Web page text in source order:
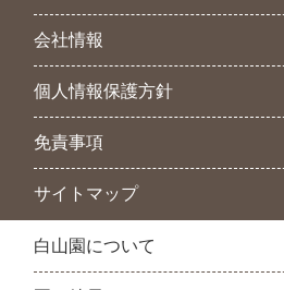
会社情報
個人情報保護方針
免責事項
サイトマップ
白山園について